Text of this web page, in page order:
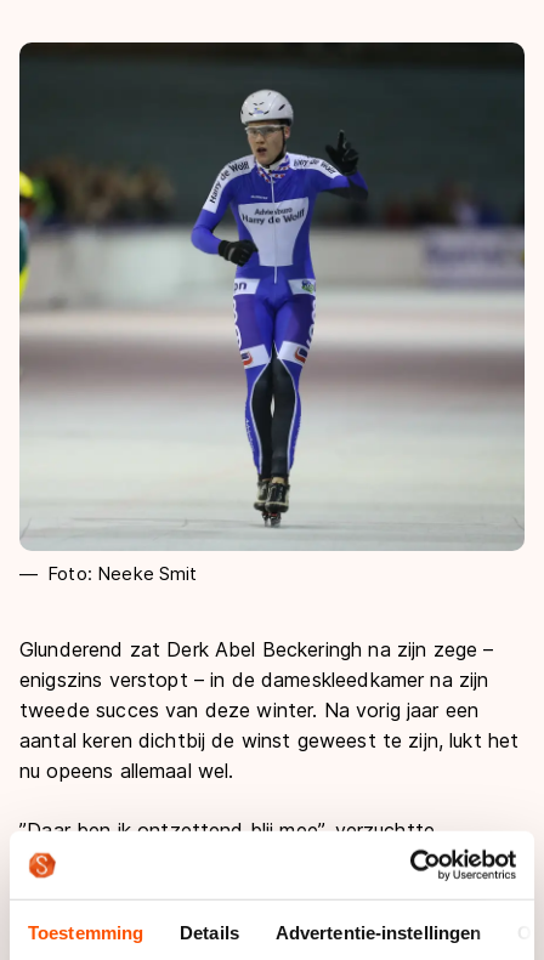
Toestemming Details Advertentie-instellingen
Waar kan ik schaatsen en skaten?
Evenementen
Word schaatsfan!
Winacties
Olympische Spelen
Medaillespiegel
Olympische uitslagen
Van Jong tot Goud verhalen
Foto: Neeke Smit
Glunderend zat Derk Abel Beckeringh na zijn zege –
enigszins verstopt – in de dameskleedkamer na zijn
tweede succes van deze winter. Na vorig jaar een
aantal keren dichtbij de winst geweest te zijn, lukt het
nu opeens allemaal wel.
’’Daar ben ik ontzettend blij mee’’, verzuchtte
Beckeringh, die ook wel meteen een verklaring heeft.
ik heb wel het idee dat het niveau bij de Beloften dit
jaar wat minder hoog ligt dan vorig jaar. Er zijn